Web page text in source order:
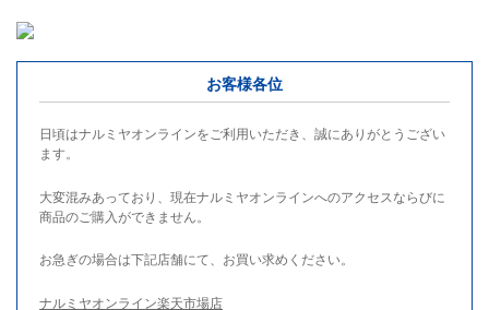
お客様各位
日頃はナルミヤオンラインをご利用いただき、誠にありがとうござい
ます。
大変混みあっており、現在ナルミヤオンラインへのアクセスならびに
商品のご購入ができません。
お急ぎの場合は下記店舗にて、お買い求めください。
ナルミヤオンライン楽天市場店